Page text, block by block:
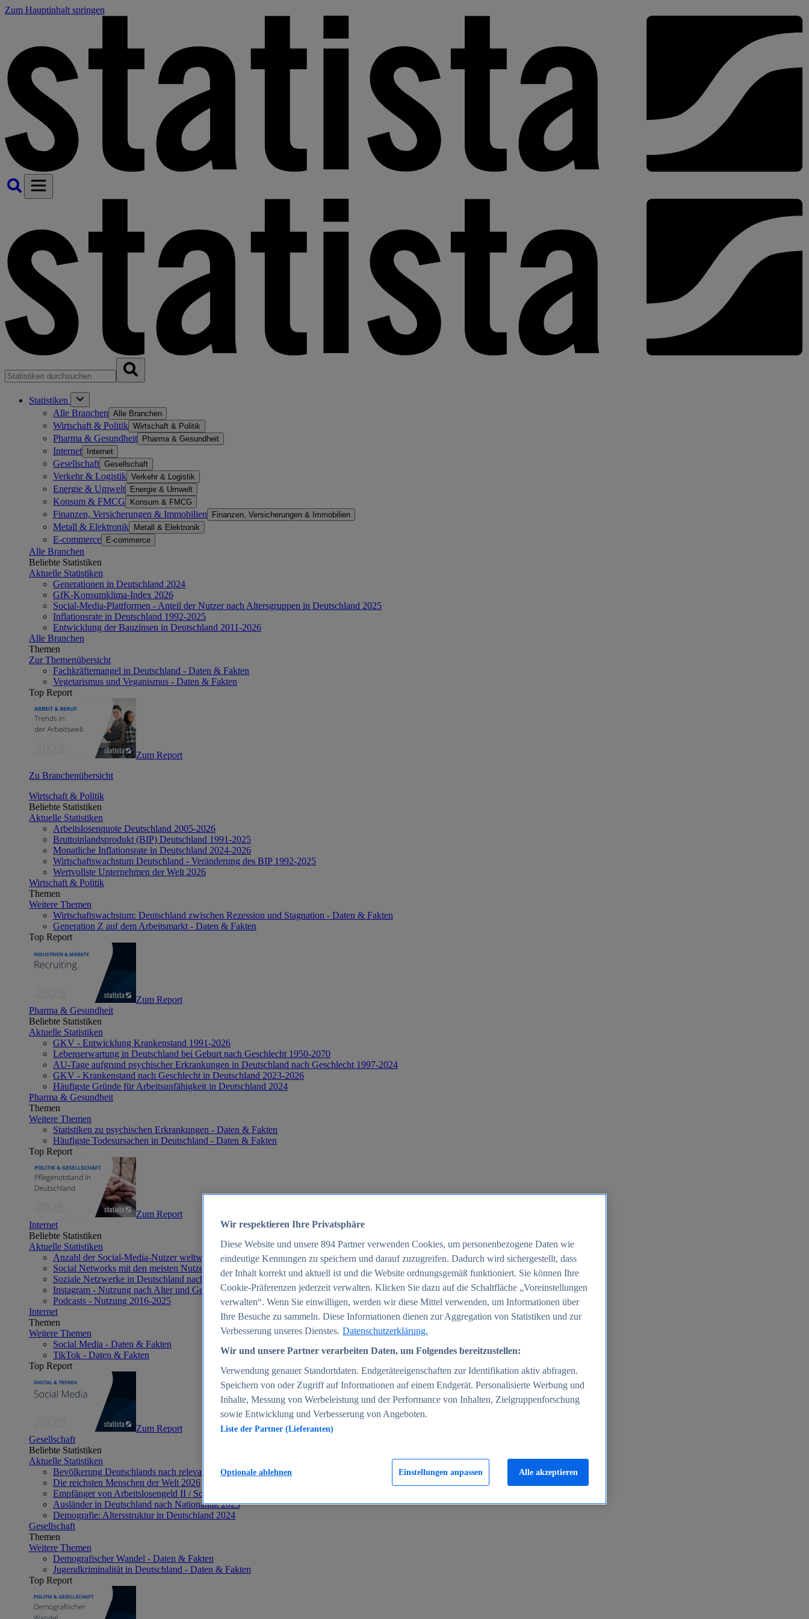
Zum Hauptinhalt springen
Statistiken
Alle Branchen Alle Branchen
Wirtschaft & Politik Wirtschaft & Politik
Pharma & Gesundheit Pharma & Gesundheit
Internet Internet
Gesellschaft Gesellschaft
Verkehr & Logistik Verkehr & Logistik
Energie & Umwelt Energie & Umwelt
Konsum & FMCG Konsum & FMCG
Finanzen, Versicherungen & Immobilien Finanzen, Versicherungen & Immobilien
Metall & Elektronik Metall & Elektronik
E-commerce E-commerce
Alle Branchen
Beliebte Statistiken
Aktuelle Statistiken
Generationen in Deutschland 2024
GfK-Konsumklima-Index 2026
Social-Media-Plattformen - Anteil der Nutzer nach Altersgruppen in Deutschland 2025
Inflationsrate in Deutschland 1992-2025
Entwicklung der Bauzinsen in Deutschland 2011-2026
Alle Branchen
Themen
Zur Themenübersicht
Fachkräftemangel in Deutschland - Daten & Fakten
Vegetarismus und Veganismus - Daten & Fakten
Top Report
Zum Report
Zu Branchenübersicht
Wirtschaft & Politik
Beliebte Statistiken
Aktuelle Statistiken
Arbeitslosenquote Deutschland 2005-2026
Bruttoinlandsprodukt (BIP) Deutschland 1991-2025
Monatliche Inflationsrate in Deutschland 2024-2026
Wirtschaftswachstum Deutschland - Veränderung des BIP 1992-2025
Wertvollste Unternehmen der Welt 2026
Wirtschaft & Politik
Themen
Weitere Themen
Wirtschaftswachstum: Deutschland zwischen Rezession und Stagnation - Daten & Fakten
Generation Z auf dem Arbeitsmarkt - Daten & Fakten
Top Report
Zum Report
Pharma & Gesundheit
Beliebte Statistiken
Aktuelle Statistiken
GKV - Entwicklung Krankenstand 1991-2026
Lebenserwartung in Deutschland bei Geburt nach Geschlecht 1950-2070
AU-Tage aufgrund psychischer Erkrankungen in Deutschland nach Geschlecht 1997-2024
GKV - Krankenstand nach Geschlecht in Deutschland 2023-2026
Häufigste Gründe für Arbeitsunfähigkeit in Deutschland 2024
Pharma & Gesundheit
Themen
Weitere Themen
Statistiken zu psychischen Erkrankungen - Daten & Fakten
Häufigste Todesursachen in Deutschland - Daten & Fakten
Top Report
Zum Report
Internet
Beliebte Statistiken
Aktuelle Statistiken
Anzahl der Social-Media-Nutzer weltweit 2012-2025
Social Networks mit den meisten Nutzern weltweit 2025
Soziale Netzwerke in Deutschland nach Generationen 2025
Instagram - Nutzung nach Alter und Geschlecht in Deutschland 2025
Podcasts - Nutzung 2016-2025
Internet
Themen
Weitere Themen
Social Media - Daten & Fakten
TikTok - Daten & Fakten
Top Report
Zum Report
Gesellschaft
Beliebte Statistiken
Aktuelle Statistiken
Bevölkerung Deutschlands nach relevanten Altersgruppen 2024
Die reichsten Menschen der Welt 2026
Empfänger von Arbeitslosengeld II / Sozialgeld / Bürgergeld in Deutschland 2005-2025
Ausländer in Deutschland nach Nationalität 2025
Demografie: Altersstruktur in Deutschland 2024
Gesellschaft
Themen
Weitere Themen
Demografischer Wandel - Daten & Fakten
Jugendkriminalität in Deutschland - Daten & Fakten
Top Report
Wir respektieren Ihre Privatsphäre
Diese Website und unsere 894 Partner verwenden Cookies, um personenbezogene Daten wie
eindeutige Kennungen zu speichern und darauf zuzugreifen. Dadurch wird sichergestellt, dass
der Inhalt korrekt und aktuell ist und die Website ordnungsgemäß funktioniert. Sie können Ihre
Cookie-Präferenzen jederzeit verwalten. Klicken Sie dazu auf die Schaltfläche „Voreinstellungen
verwalten“. Wenn Sie einwilligen, werden wir diese Mittel verwenden, um Informationen über
Ihre Besuche zu sammeln. Diese Informationen dienen zur Aggregation von Statistiken und zur
Verbesserung unseres Dienstes. Datenschutzerklärung.
Wir und unsere Partner verarbeiten Daten, um Folgendes bereitzustellen:
Verwendung genauer Standortdaten. Endgeräteeigenschaften zur Identifikation aktiv abfragen.
Speichern von oder Zugriff auf Informationen auf einem Endgerät. Personalisierte Werbung und
Inhalte, Messung von Werbeleistung und der Performance von Inhalten, Zielgruppenforschung
sowie Entwicklung und Verbesserung von Angeboten.
Liste der Partner (Lieferanten)
Einstellungen anpassen
Optionale ablehnen Alle akzeptieren